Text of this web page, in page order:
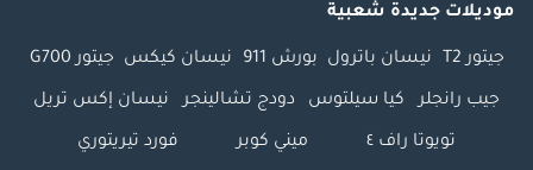
موديلات جديدة شعبية
جيتور T2 نيسان باترول بورش 911 نيسان كيكس جيتور G700
جيب رانجلر كيا سيلتوس دودج تشالينجر نيسان إكس تريل
تويوتا راف ٤ ميني كوبر فورد تيريتوري